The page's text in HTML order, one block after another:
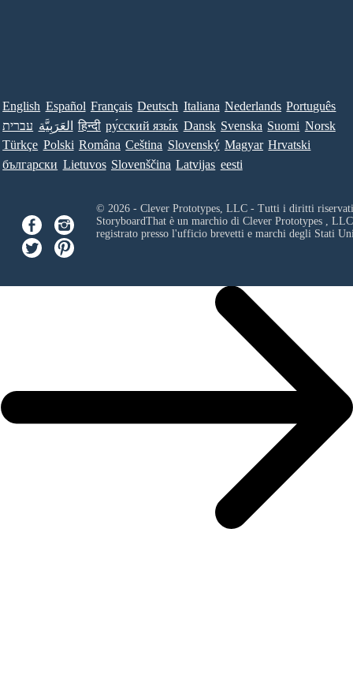
English Español Français Deutsch Italiana Nederlands Português
עברית العَرَبِيَّة हिन्दी ру́сский язы́к Dansk Svenska Suomi Norsk
Türkçe Polski Româna Ceština Slovenský Magyar Hrvatski
български Lietuvos Slovenščina Latvijas eesti
© 2026 - Clever Prototypes, LLC - Tutti i diritti
StoryboardThat è un marchio di Clever Prototypes , LLC
registrato presso l'ufficio brevetti e marchi degli Stati